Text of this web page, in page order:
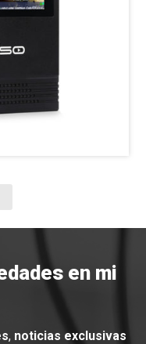
en mi
, noticias exclusivas